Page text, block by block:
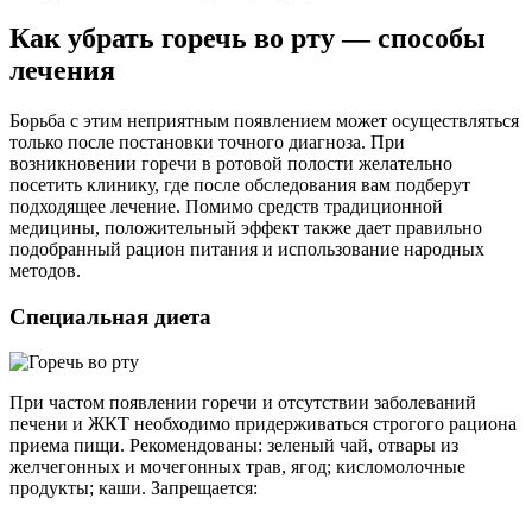
Как убрать горечь во рту — способы
лечения
Борьба с этим неприятным появлением может осуществляться
только после постановки точного диагноза. При
возникновении горечи в ротовой полости желательно
посетить клинику, где после обследования вам подберут
подходящее лечение. Помимо средств традиционной
медицины, положительный эффект также дает правильно
подобранный рацион питания и использование народных
методов.
Специальная диета
При частом появлении горечи и отсутствии заболеваний
печени и ЖКТ необходимо придерживаться строгого рациона
приема пищи. Рекомендованы: зеленый чай, отвары из
желчегонных и мочегонных трав, ягод; кисломолочные
продукты; каши. Запрещается: